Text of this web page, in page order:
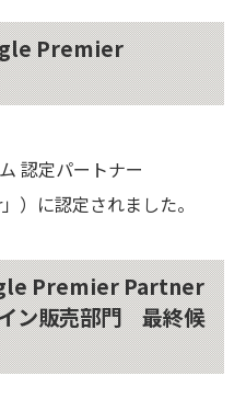
Premier
認定パートナー
）に認定されました。
Premier Partner
ン販売部門 最終候